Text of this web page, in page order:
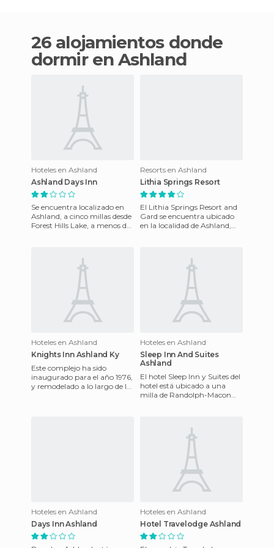
26 alojamientos donde
dormir en Ashland
Hoteles en Ashland
Ashland Days Inn
Se encuentra localizado en
Ashland, a cinco millas desde
Forest Hills Lake, a menos de
Resorts en Ashland
Lithia Springs Resort
El Lithia Springs Resort and
Gard se encuentra ubicado
en la localidad de Ashland,
Hoteles en Ashland
Knights Inn Ashland Ky
Este complejo ha sido
inaugurado para el año 1976,
y remodelado a lo largo de los
Hoteles en Ashland
Sleep Inn And Suites
Ashland
El hotel Sleep Inn y Suites del
hotel está ubicado a una
milla de Randolph-Macon
Hoteles en Ashland
Days Inn Ashland
Hoteles en Ashland
Hotel Travelodge Ashland